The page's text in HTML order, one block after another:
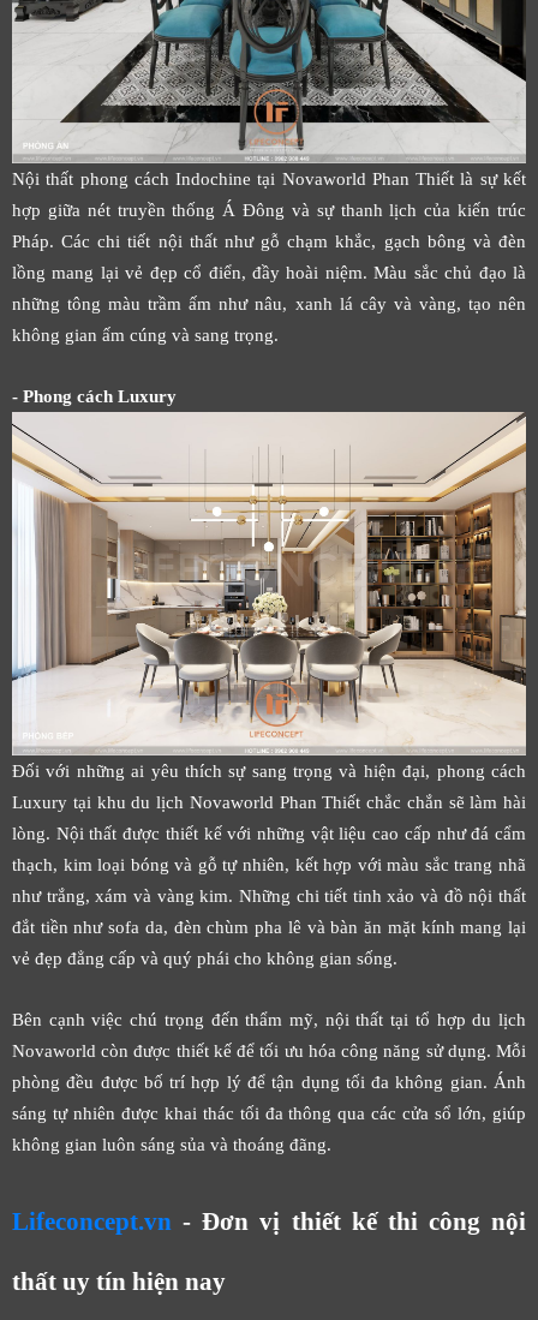
Nội thất phong cách Indochine tại Novaworld Phan Thiết là sự kết
hợp giữa nét truyền thống Á Đông và sự thanh lịch của kiến trúc
Pháp. Các chi tiết nội thất như gỗ chạm khắc, gạch bông và đèn
lồng mang lại vẻ đẹp cổ điển, đầy hoài niệm. Màu sắc chủ đạo là
những tông màu trầm ấm như nâu, xanh lá cây và vàng, tạo nên
không gian ấm cúng và sang trọng.
- Phong cách Luxury
Đối với những ai yêu thích sự sang trọng và hiện đại, phong cách
Luxury tại khu du lịch Novaworld Phan Thiết chắc chắn sẽ làm hài
lòng. Nội thất được thiết kế với những vật liệu cao cấp như đá cẩm
thạch, kim loại bóng và gỗ tự nhiên, kết hợp với màu sắc trang nhã
như trắng, xám và vàng kim. Những chi tiết tinh xảo và đồ nội thất
đắt tiền như sofa da, đèn chùm pha lê và bàn ăn mặt kính mang lại
vẻ đẹp đẳng cấp và quý phái cho không gian sống.
Bên cạnh việc chú trọng đến thẩm mỹ, nội thất tại tổ hợp du lịch
Novaworld còn được thiết kế để tối ưu hóa công năng sử dụng. Mỗi
phòng đều được bố trí hợp lý để tận dụng tối đa không gian. Ánh
sáng tự nhiên được khai thác tối đa thông qua các cửa sổ lớn, giúp
không gian luôn sáng sủa và thoáng đãng.
Lifeconcept.vn - Đơn vị thiết kế thi công nội
thất uy tín hiện nay